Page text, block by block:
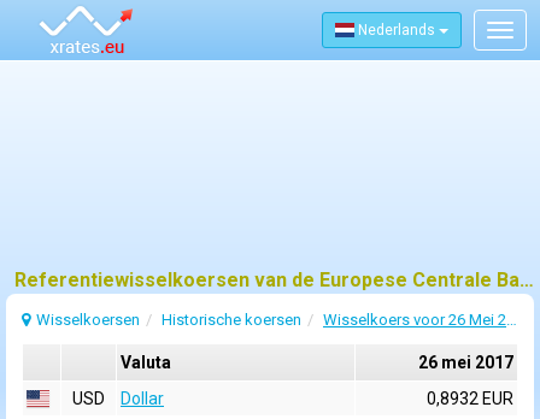
Nederlands
Referentiewisselkoersen van de Europese Centrale Bank (ECB) voor 26 mei 2017
Wisselkoersen Historische koersen Wisselkoers voor 26 Mei 2017
Valuta
26 mei 2017
USD
Dollar
0,8932 EUR